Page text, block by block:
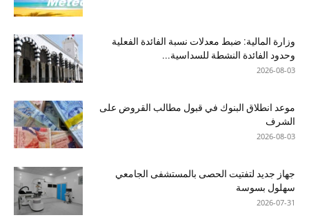
وزارة المالية: ضبط معدلات نسبة الفائدة الفعلية
وحدود الفائدة النشطة للسداسية...
2026-08-03
موعد انطلاق البنوك في قبول مطالب القروض على
الشرف
2026-08-03
جهاز جديد لتفتيت الحصى بالمستشفى الجامعي
سهلول بسوسة
2026-07-31